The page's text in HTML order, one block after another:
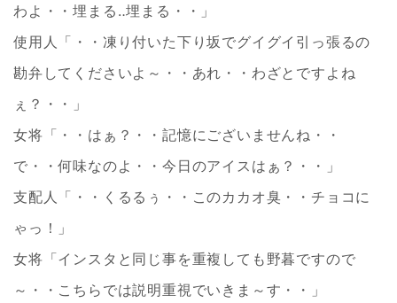
わよ・・埋まる‥埋まる・・」
使用人「・・凍り付いた下り坂でグイグイ引っ張るの
勘弁してくださいよ～・・あれ・・わざとですよね
ぇ？・・」
女将「・・はぁ？・・記憶にございませんね・・
で・・何味なのよ・・今日のアイスはぁ？・・」
支配人「・・くるるぅ・・このカカオ臭・・チョコに
ゃっ！」
女将「インスタと同じ事を重複しても野暮ですので
～・・こちらでは説明重視でいきま～す・・」